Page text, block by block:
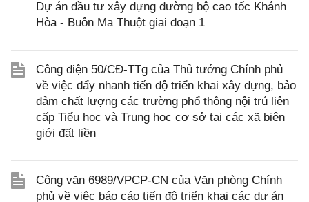
Dự án đầu tư xây dựng đường bộ cao tốc Khánh
Hòa - Buôn Ma Thuột giai đoạn 1
Công điện 50/CĐ-TTg của Thủ tướng Chính phủ
về việc đẩy nhanh tiến độ triển khai xây dựng, bảo
đảm chất lượng các trường phổ thông nội trú liên
cấp Tiểu học và Trung học cơ sở tại các xã biên
giới đất liền
Công văn 6989/VPCP-CN của Văn phòng Chính
phủ về việc báo cáo tiến độ triển khai các dự án